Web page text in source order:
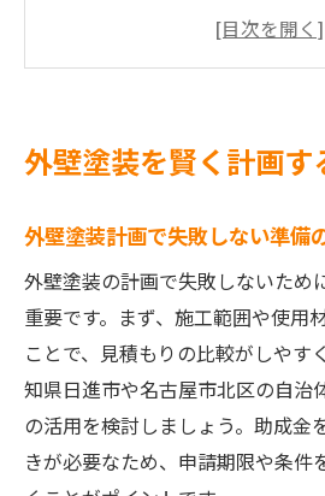
外壁塗装の時期選びと計
外壁塗装助成制度の基
自治体の外壁塗装助成申
外壁塗装で使える支援
外壁塗装補助の対象条
費用相場を知り外壁塗装の
外壁塗装の費用相場を
外壁塗装費用の内訳と
外壁塗装を賢く計画す
外壁塗装計画で失敗しない準備
外壁塗装の計画で失敗しないため
重要です。まず、施工範囲や使用
ことで、見積もりの比較がしやす
知県日進市や名古屋市北区の自治
の活用を検討しましょう。助成金
きが必要なため、申請期限や条件